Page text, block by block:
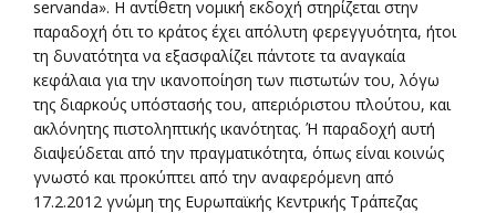
servanda». Η αντίθετη νομική εκδοχή στηρίζεται στην
παραδοχή ότι το κράτος έχει απόλυτη φερεγγυότητα, ήτοι
τη δυνατότητα να εξασφαλίζει πάντοτε τα αναγκαία
κεφάλαια για την ικανοποίηση των πιστωτών του, λόγω
της διαρκούς υπόστασής του, απεριόριστου πλούτου, και
ακλόνητης πιστοληπτικής ικανότητας. Ή παραδοχή αυτή
διαψεύδεται από την πραγματικότητα, όπως είναι κοινώς
γνωστό και προκύπτει από την αναφερόμενη από
17.2.2012 γνώμη της Ευρωπαϊκής Κεντρικής Τράπεζας